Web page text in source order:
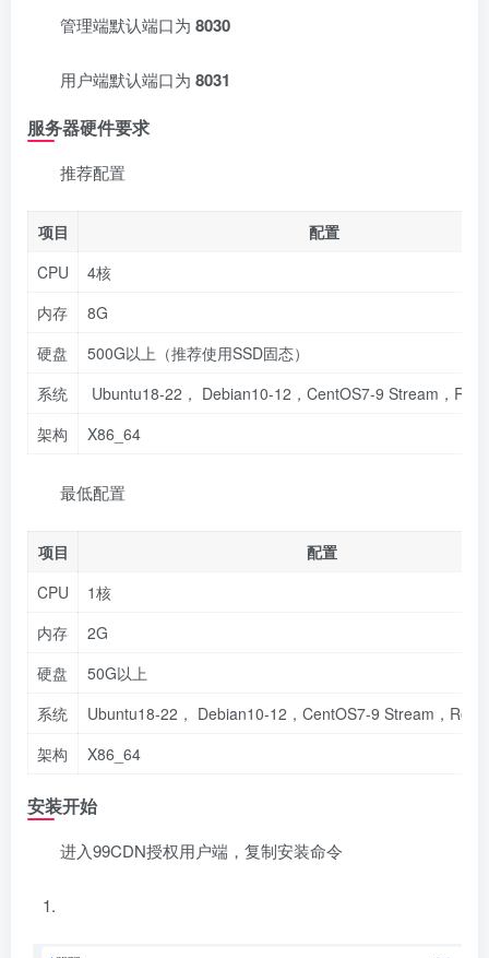
管理端默认端口为 8030
用户端默认端口为 8031
服务器硬件要求
推荐配置
项目
配置
CPU
4核
内存
8G
硬盘
500G以上（推荐使用SSD固态）
系统
Ubuntu18-22， Debian10-12，CentOS7-9 Stream，
架构
X86_64
最低配置
项目
配置
CPU
1核
内存
2G
硬盘
50G以上
系统
Ubuntu18-22， Debian10-12，CentOS7-9 Stream，
架构
X86_64
安装开始
进入99CDN授权用户端，复制安装命令